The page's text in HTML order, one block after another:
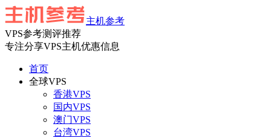
主机参考
VPS参考测评推荐
专注分享VPS主机优惠信息
首页
全球VPS
香港VPS
国内VPS
澳门VPS
台湾VPS